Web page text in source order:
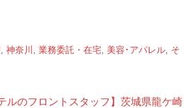
神奈川 業務委託・在宅 美容･アパレル そ
ルのフロントスタッフ】茨城県龍ケ崎